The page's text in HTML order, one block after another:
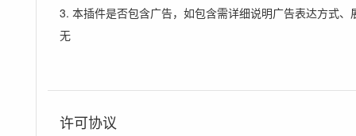
3. 本插件是否包含广告，如包含需详细说明广告表达方式、
无
许可协议